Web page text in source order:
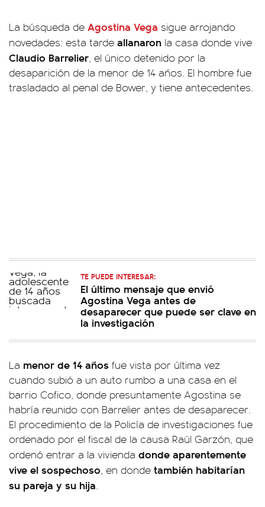
La búsqueda de Agostina Vega sigue arrojando
novedades: esta tarde allanaron la casa donde vive
Claudio Barrelier, el único detenido por la
desaparición de la menor de 14 años. El hombre fue
trasladado al penal de Bower, y tiene antecedentes.
TE PUEDE INTERESAR:
El último mensaje que envió
Agostina Vega antes de
desaparecer que puede ser clave en
la investigación
La menor de 14 años fue vista por última vez
cuando subió a un auto rumbo a una casa en el
barrio Cofico, donde presuntamente Agostina se
habría reunido con Barrelier antes de desaparecer.
El procedimiento de la Policía de investigaciones fue
ordenado por el fiscal de la causa Raúl Garzón, que
ordenó entrar a la vivienda donde aparentemente
vive el sospechoso, en donde también habitarían
su pareja y su hija.